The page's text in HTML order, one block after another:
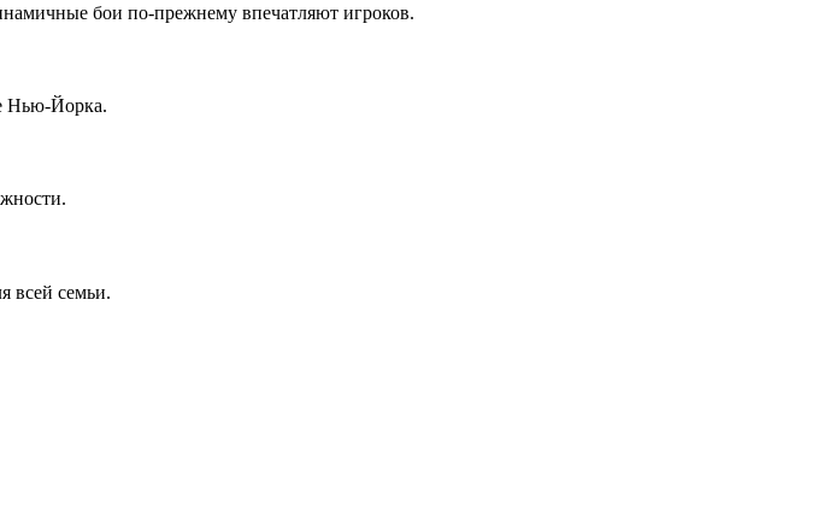
бои по-прежнему впечатляют игроков.
Нью-Йорка.
всей семьи.